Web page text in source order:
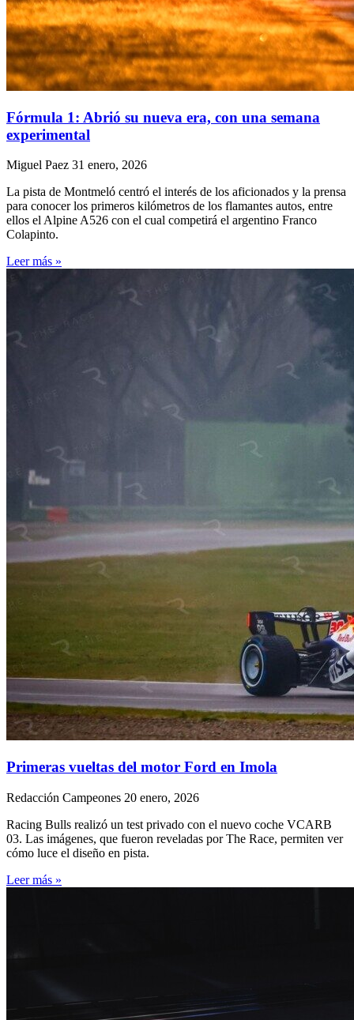
Fórmula 1: Abrió su nueva era, con una semana
experimental
Miguel Paez 31 enero, 2026
La pista de Montmeló centró el interés de los aficionados y la prensa
para conocer los primeros kilómetros de los flamantes autos, entre
ellos el Alpine A526 con el cual competirá el argentino Franco
Colapinto.
Leer más »
Primeras vueltas del motor Ford en Imola
Redacción Campeones 20 enero, 2026
Racing Bulls realizó un test privado con el nuevo coche VCARB
03. Las imágenes, que fueron reveladas por The Race, permiten ver
cómo luce el diseño en pista.
Leer más »